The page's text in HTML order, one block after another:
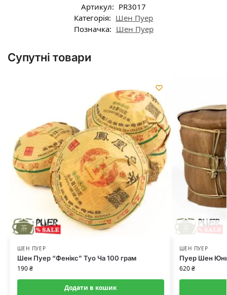
Артикул: PR3017
Категорія: Шен Пуер
Позначка: Шен Пуер
Супутні товари
ШЕН ПУЕР
Шен Пуер “Фенікс” Туо Ча 100 грам
190₴
Додати в кошик
ШЕН ПУЕР
Пуер Шен
620₴